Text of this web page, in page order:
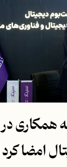
همکاری در
امضا کرد